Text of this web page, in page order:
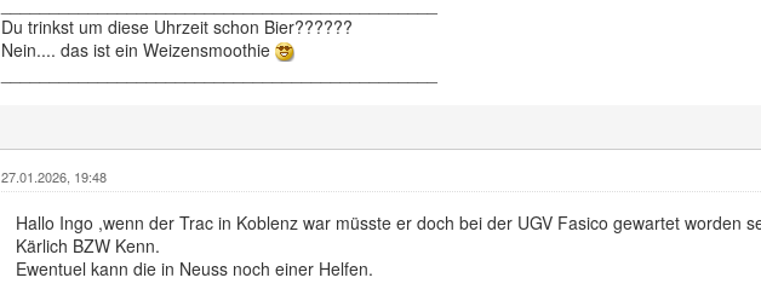
Du trinkst um diese Uhrzeit schon Bier??????
Nein.... das ist ein Weizensmoothie
27.01.2026, 19:48
Hallo Ingo ,wenn der Trac in Koblenz war müsste er doch bei der UGV Fasico gewartet worden
Kärlich BZW Kenn.
Ewentuel kann die in Neuss noch einer Helfen.